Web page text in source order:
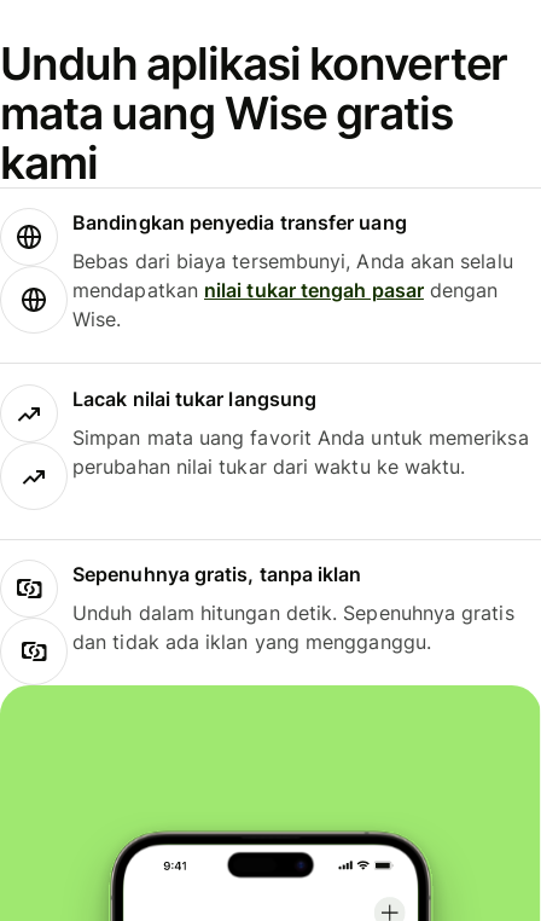
Unduh aplikasi konverter
mata uang Wise gratis
kami
Bandingkan penyedia transfer uang
Bebas dari biaya tersembunyi, Anda akan selalu
mendapatkan nilai tukar tengah pasardengan
Wise.
Lacak nilai tukar langsung
Simpan mata uang favorit Anda untuk memeriksa
perubahan nilai tukar dari waktu ke waktu.
Sepenuhnya gratis, tanpa iklan
Unduh dalam hitungan detik. Sepenuhnya gratis
dan tidak ada iklan yang mengganggu.